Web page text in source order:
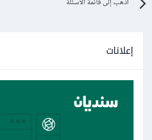
إعلانات